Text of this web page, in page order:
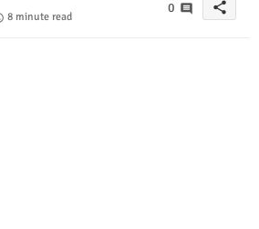
8 minute read
0 share